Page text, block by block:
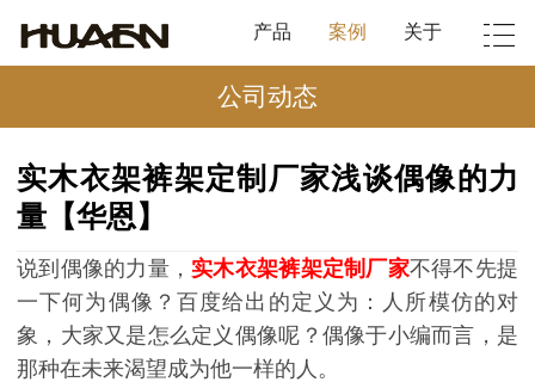
产品 案例 关于
公司动态
实木衣架裤架定制厂家浅谈偶像的力
量【华恩】
说到偶像的力量， 实木衣架裤架定制厂家不得不先提
一下何为偶像？百度给出的定义为：人所模仿的对
象，大家又是怎么定义偶像呢？偶像于小编而言，是
那种在未来渴望成为他一样的人。